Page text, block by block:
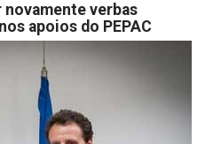
verbas
apoios do PEPAC